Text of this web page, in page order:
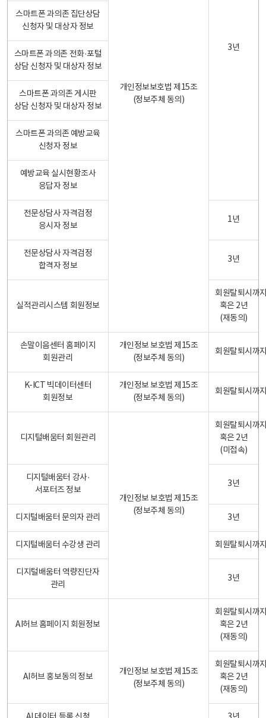
개인정보보호법 제15조
(정보주체 동의)
3년
스마트폰 과의존 집단상담
신청자 및 대상자 정보
스마트폰 과의존 전화·포털
상담 신청자 및 대상자 정보
스마트폰 과의존 게시판
상담 신청자 및 대상자 정보
스마트폰 과의존 예방교육
신청자 정보
예방교육 실시현황조사
응답자 정보
전문상담사 자격검정
응시자 정보
1년
전문상담사 자격검정
합격자 정보
3년
실적관리시스템 회원정보
회원탈퇴시까
혹은 2년
(재동의)
손말이음센터 홈페이지
회원관리
개인정보 보호법 제15조
(정보주체 동의)
회원탈퇴시까
K-ICT 빅데이터센터
회원정보
개인정보 보호법 제15조
(정보주체 동의)
회원탈퇴시까
디지털배움터 회원관리
개인정보 보호법 제15조
(정보주체 동의)
회원탈퇴시까
혹은 2년
(미접속)
디지털배움터 강사·
서포터즈 정보
3년
디지털배움터 문의자 관리 3년
디지털배움터 수강생 관리 회원탈퇴시까
디지털배움터 역량진단자
관리
3년
AI허브 홈페이지 회원정보
개인정보 보호법 제15조
(정보주체 동의)
회원탈퇴시까
혹은 2년
(재동의)
AI허브 홍보동의 정보
회원탈퇴시까
혹은 2년
(재동의)